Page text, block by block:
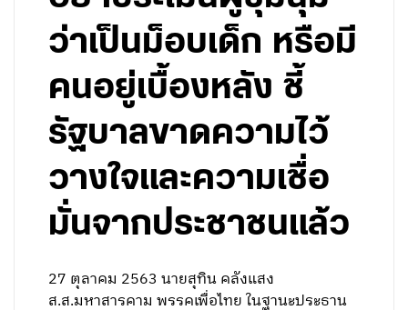
ว่าเป็นม็อบเด็ก หรือมี
คนอยู่เบื้องหลัง ชี้
รัฐบาลขาดความไว้
วางใจและความเชื่อ
มั่นจากประชาชนแล้ว
27 ตุลาคม 2563 นายสุทิน คลังแสง
ส.ส.มหาสารคาม พรรคเพื่อไทย ในฐานะประธาน